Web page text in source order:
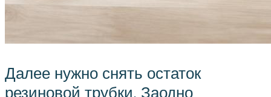
Далее нужно снять остаток
резиновой трубки. Заодно